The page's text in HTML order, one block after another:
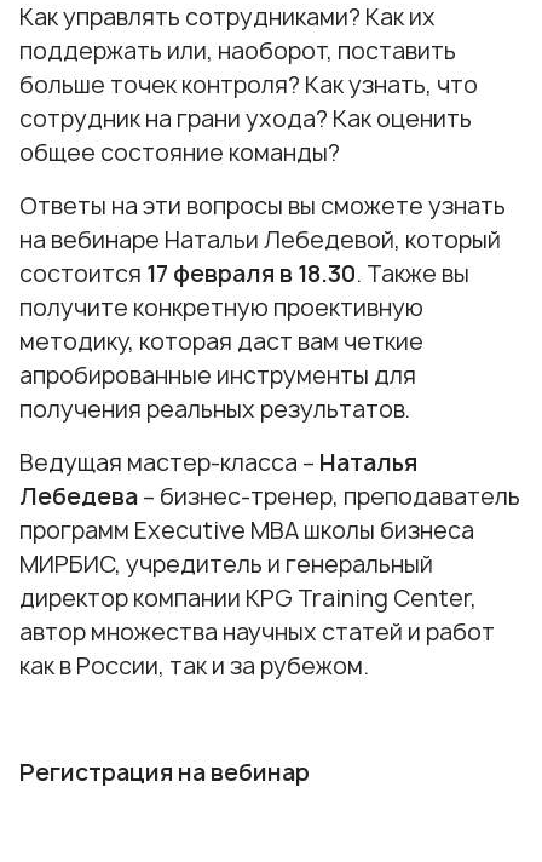
Как управлять сотрудниками? Как их
поддержать или, наоборот, поставить
больше точек контроля? Как узнать, что
сотрудник на грани ухода? Как оценить
общее состояние команды?
Ответы на эти вопросы вы сможете узнать
на вебинаре Натальи Лебедевой, который
состоится 17 февраля в 18.30. Также вы
получите конкретную проективную
методику, которая даст вам четкие
апробированные инструменты для
получения реальных результатов.
Ведущая мастер-класса – Наталья
Лебедева– бизнес-тренер, преподаватель
программ Executive МВА школы бизнеса
МИРБИС, учредитель и генеральный
директор компании KPG Training Center,
автор множества научных статей и работ
как в России, так и за рубежом.
Регистрация на вебинар